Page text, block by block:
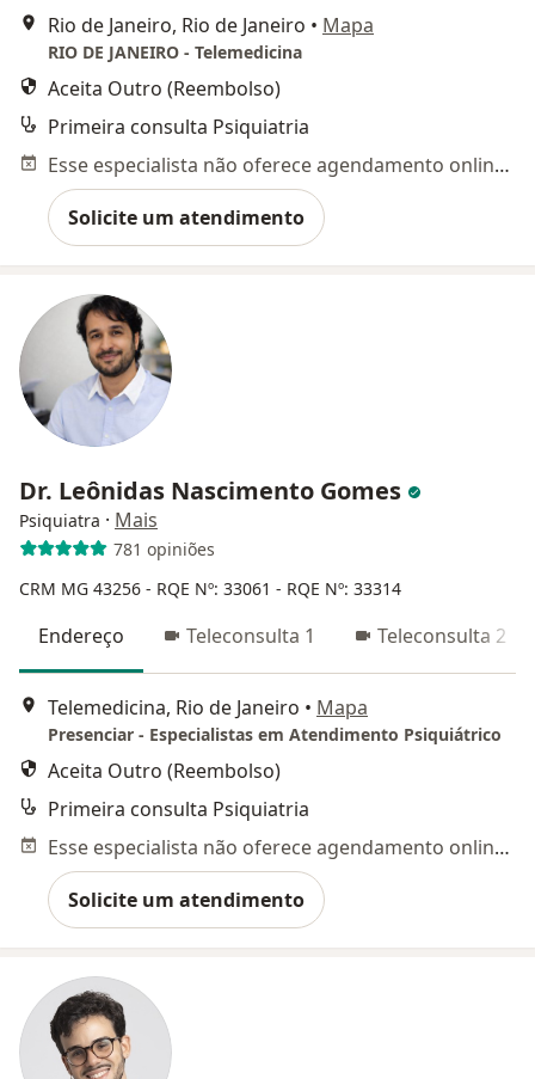
Rio de Janeiro, Rio de Janeiro • Mapa
RIO DE JANEIRO - Telemedicina
Aceita Outro (Reembolso)
Primeira consulta Psiquiatria
Esse especialista não oferece agendamento online para esse endereço.
Solicite um atendimento
Dr. Leônidas Nascimento Gomes
Psiquiatra · Mais
781 opiniões
CRM MG 43256 - RQE Nº: 33061 - RQE Nº: 33314
Endereço Teleconsulta 1 Teleconsulta 2
Telemedicina, Rio de Janeiro • Mapa
Presenciar - Especialistas em Atendimento Psiquiátrico
Aceita Outro (Reembolso)
Primeira consulta Psiquiatria
Esse especialista não oferece agendamento online para esse endereço.
Solicite um atendimento